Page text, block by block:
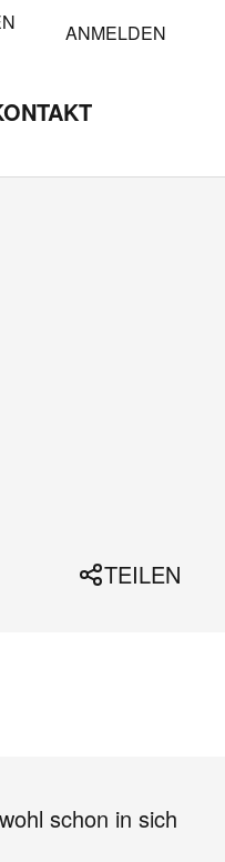
ANMELDEN
TEILEN
schon in sich